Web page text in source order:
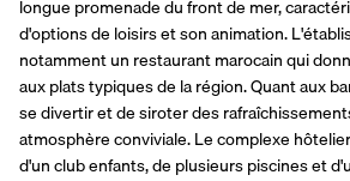
longue promenade du front de mer,
d'options de loisirs et son animation.
notamment un restaurant marocain qui
aux plats typiques de la région. Quant aux
se divertir et de siroter des
atmosphère conviviale. Le complexe
d'un club enfants, de plusieurs piscines et